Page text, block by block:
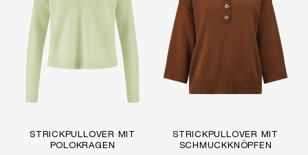
STRICKPULLOVER MIT
POLOKRAGEN
STRICKPULLOVER MIT
SCHMUCKKNÖPFEN